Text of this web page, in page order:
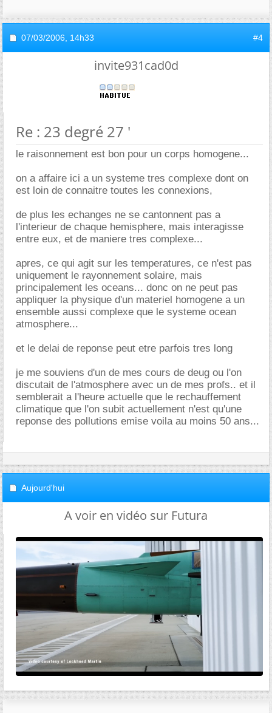
07/03/2006, 14h33 #4
invite931cad0d
Re : 23 degré 27 '
le raisonnement est bon pour un corps homogene...
on a affaire ici a un systeme tres complexe dont on
est loin de connaitre toutes les connexions,
de plus les echanges ne se cantonnent pas a
l'interieur de chaque hemisphere, mais interagisse
entre eux, et de maniere tres complexe...
apres, ce qui agit sur les temperatures, ce n'est pas
uniquement le rayonnement solaire, mais
principalement les oceans... donc on ne peut pas
appliquer la physique d'un materiel homogene a un
ensemble aussi complexe que le systeme ocean
atmosphere...
et le delai de reponse peut etre parfois tres long
je me souviens d'un de mes cours de deug ou l'on
discutait de l'atmosphere avec un de mes profs.. et il
semblerait a l'heure actuelle que le rechauffement
climatique que l'on subit actuellement n'est qu'une
reponse des pollutions emise voila au moins 50 ans...
Aujourd'hui
A voir en vidéo sur Futura